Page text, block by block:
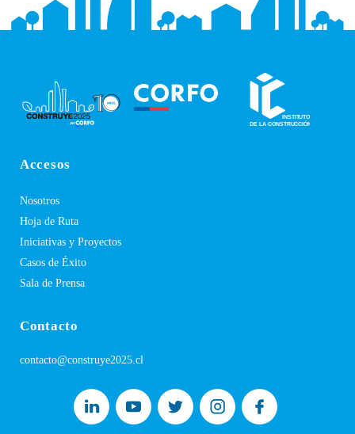
Accesos
Nosotros
Hoja de Ruta
Iniciativas y Proyectos
Casos de Éxito
Sala de Prensa
Contacto
contacto@construye2025.cl